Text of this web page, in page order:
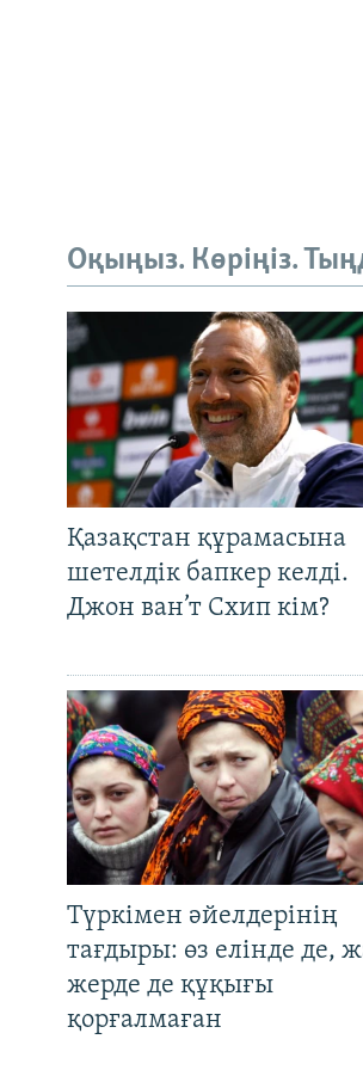
Оқыңыз. Көріңіз.
Қазақстан құрамасына
шетелдік бапкер келді.
Джон ван’т Схип кім?
Түркімен әйелдерінің
тағдыры: өз елінде де,
жерде де құқығы
қорғалмаған